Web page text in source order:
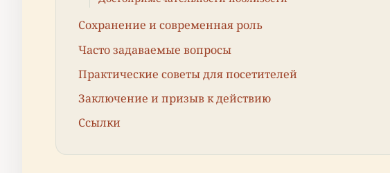
Сохранение и современная роль
Часто задаваемые вопросы
Практические советы для посетителей
Заключение и призыв к действию
Ссылки